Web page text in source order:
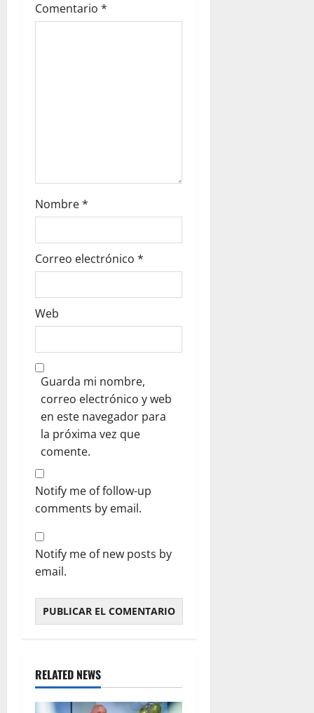
Comentario *
Nombre*
Correo electrónico *
Web
Guarda mi nombre,
correo electrónico y web
en este navegador para
la próxima vez que
comente.
Notify me of follow-up
comments by email.
Notify me of new posts by
email.
RELATED NEWS